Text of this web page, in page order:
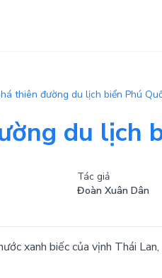
thiên đường du lịch biển Phú
du lịch
Tác giả
Đoàn Xuân Dân
xanh biếc của vịnh Thái